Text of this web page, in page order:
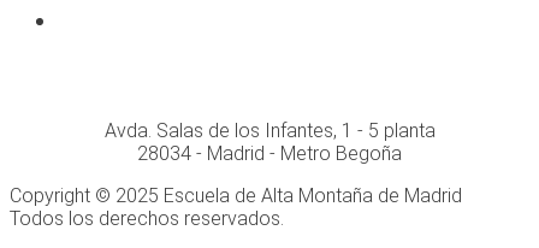
Avda. Salas de los Infantes, 1 - 5 planta
28034 - Madrid - Metro Begoña
Copyright © 2025 Escuela de Alta Montaña de Madrid
Todos los derechos reservados.